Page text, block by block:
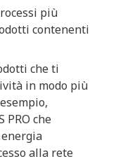
più
contenenti
che ti
in modo più
PRO che
alla rete